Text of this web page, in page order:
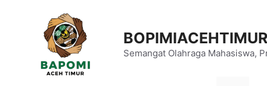
BOPIMIACEHTIMUR
Semangat Olahraga Mahasiswa,